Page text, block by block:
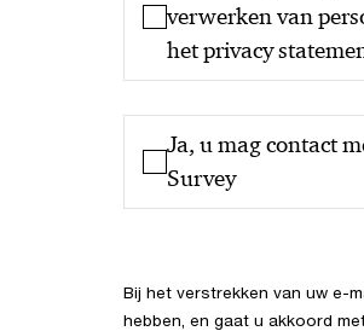
verwerken van
het privacy
Ja, u mag contact
Survey
Bij het verstrekken van uw e-
hebben, en gaat u akkoord